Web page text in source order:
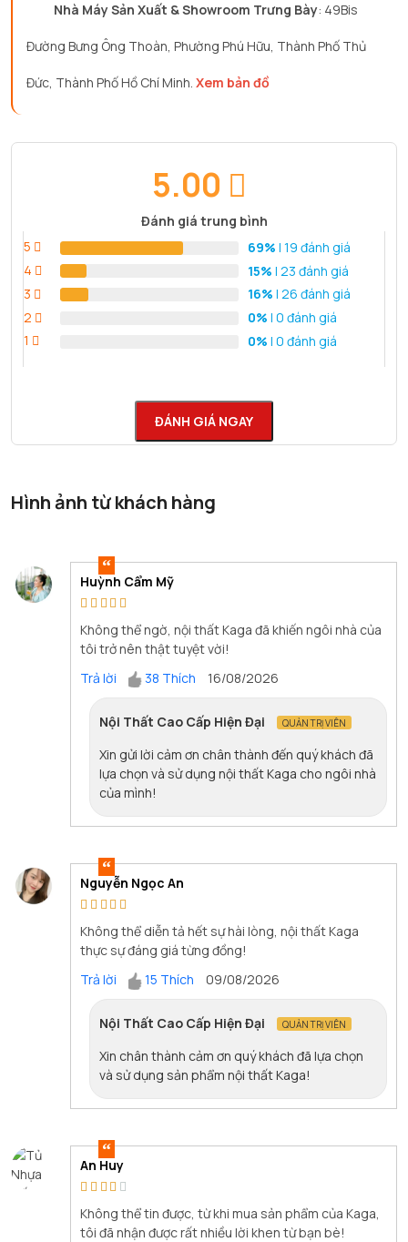
Nhà Máy Sản Xuất & Showroom Trưng Bày: 49Bis
Đường Bưng Ông Thoàn, Phường Phú Hữu, Thành Phố Thủ
Đức, Thành Phố Hồ Chí Minh. Xem bản đồ
5.00
Đánh giá trung bình
5
69% | 19 đánh giá
4
15% | 23 đánh giá
3
16% | 26 đánh giá
2
0% | 0 đánh giá
1
0% | 0 đánh giá
ĐÁNH GIÁ NGAY
Hình ảnh từ khách hàng
Huỳnh Cẩm Mỹ
Không thể ngờ, nội thất Kaga đã khiến ngôi nhà của
tôi trở nên thật tuyệt vời!
Trả lời
38 Thích 16/08/2026
Nội Thất Cao Cấp Hiện Đại QUẢN TRỊ VIÊN
Xin gửi lời cảm ơn chân thành đến quý khách đã
lựa chọn và sử dụng nội thất Kaga cho ngôi nhà
của mình!
Nguyễn Ngọc An
Không thể diễn tả hết sự hài lòng, nội thất Kaga
thực sự đáng giá từng đồng!
Trả lời
15 Thích 09/08/2026
Nội Thất Cao Cấp Hiện Đại QUẢN TRỊ VIÊN
Xin chân thành cảm ơn quý khách đã lựa chọn
và sử dụng sản phẩm nội thất Kaga!
An Huy
Không thể tin được, từ khi mua sản phẩm của Kaga,
tôi đã nhận được rất nhiều lời khen từ bạn bè!